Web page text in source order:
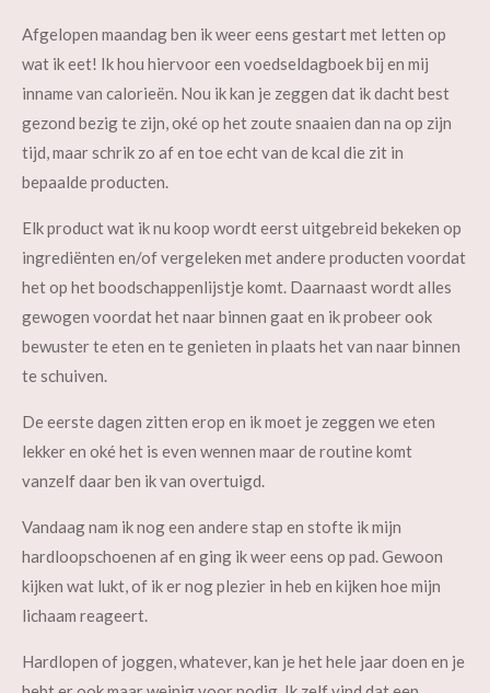
Afgelopen maandag ben ik weer eens gestart met letten op
wat ik eet! Ik hou hiervoor een voedseldagboek bij en mij
inname van calorieën. Nou ik kan je zeggen dat ik dacht best
gezond bezig te zijn, oké op het zoute snaaien dan na op zijn
tijd, maar schrik zo af en toe echt van de kcal die zit in
bepaalde producten.
Elk product wat ik nu koop wordt eerst uitgebreid bekeken op
ingrediënten en/of vergeleken met andere producten voordat
het op het boodschappenlijstje komt. Daarnaast wordt alles
gewogen voordat het naar binnen gaat en ik probeer ook
bewuster te eten en te genieten in plaats het van naar binnen
te schuiven.
De eerste dagen zitten erop en ik moet je zeggen we eten
lekker en oké het is even wennen maar de routine komt
vanzelf daar ben ik van overtuigd.
Vandaag nam ik nog een andere stap en stofte ik mijn
hardloopschoenen af en ging ik weer eens op pad. Gewoon
kijken wat lukt, of ik er nog plezier in heb en kijken hoe mijn
lichaam reageert.
Hardlopen of joggen, whatever, kan je het hele jaar doen en je